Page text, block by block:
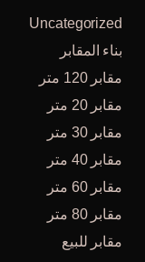
Uncategorized
بناء المقابر
مقابر 120 متر
مقابر 20 متر
مقابر 30 متر
مقابر 40 متر
مقابر 60 متر
مقابر 80 متر
مقابر للبيع